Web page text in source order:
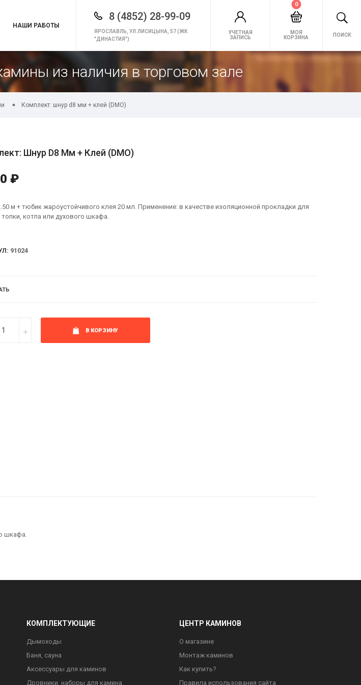
НАШИ РАБОТЫ
8 (4852) 28-99-09
ЯРОСЛАВЛЬ, УЛ.ЛИСИЦЫНА, 57 (ЖК
"ДИНАСТИЯ")
УЧЕТНАЯ
ЗАПИСЬ
МОЯ
КОРЗИНА
0
ПОИСК
из наличия в торговом зале
Комплект: шнур d8 мм + клей (DMO)
Шнур D8 Мм + Клей (DMO)
₽
м + тюбик жароустойчивого клея 20 мл. Применение: в качестве изоляционной прокладки для
котла или духового шкафа.
91024
В КОРЗИНУ
шкафа.
КОМПЛЕКТУЮЩИЕ
Дымоходы
Баня, сауна
Аксессуары для каминов
Дровники, наборы для камина
ЦЕНТР КАМИНОВ
О магазине
Монтаж каминов
Как купить?
Правила использования сайта